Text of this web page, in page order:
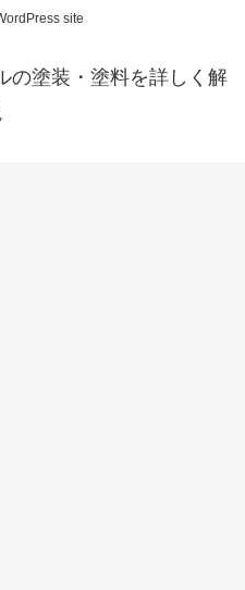
site
の塗装・塗料を詳しく解